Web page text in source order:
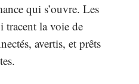
qui s’ouvre. Les
tracent la voie de
avertis, et prêts